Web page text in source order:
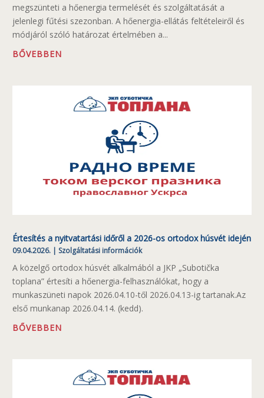
megszünteti a hőenergia termelését és szolgáltatását a
jelenlegi fűtési szezonban. A hőenergia-ellátás feltételeiről és
módjáról szóló határozat értelmében a...
BŐVEBBEN
Értesítés a nyitvatartási időről a 2026-os ortodox húsvét idején
09.04.2026. | Szolgáltatási információk
A közelgő ortodox húsvét alkalmából a JKP „Subotička
toplana” értesíti a hőenergia-felhasználókat, hogy a
munkaszüneti napok 2026.04.10-től 2026.04.13-ig tartanak.Az
első munkanap 2026.04.14. (kedd).
BŐVEBBEN